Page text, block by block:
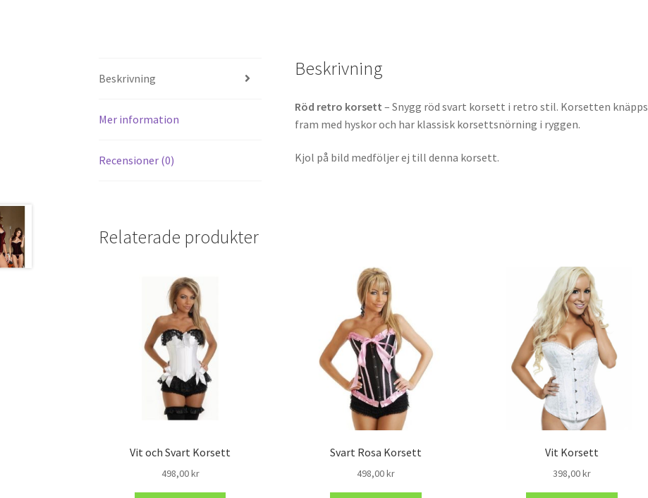
Beskrivning
Mer information
Recensioner (0)
Beskrivning
Röd retro korsett – Snygg röd svart korsett i retro stil. Korsetten knäpps
fram med hyskor och har klassisk korsettsnörning i ryggen.
Kjol på bild medföljer ej till denna korsett.
Relaterade produkter
Vit och Svart Korsett
498,00kr
Svart Rosa Korsett
498,00kr
Vit Korsett
398,00kr